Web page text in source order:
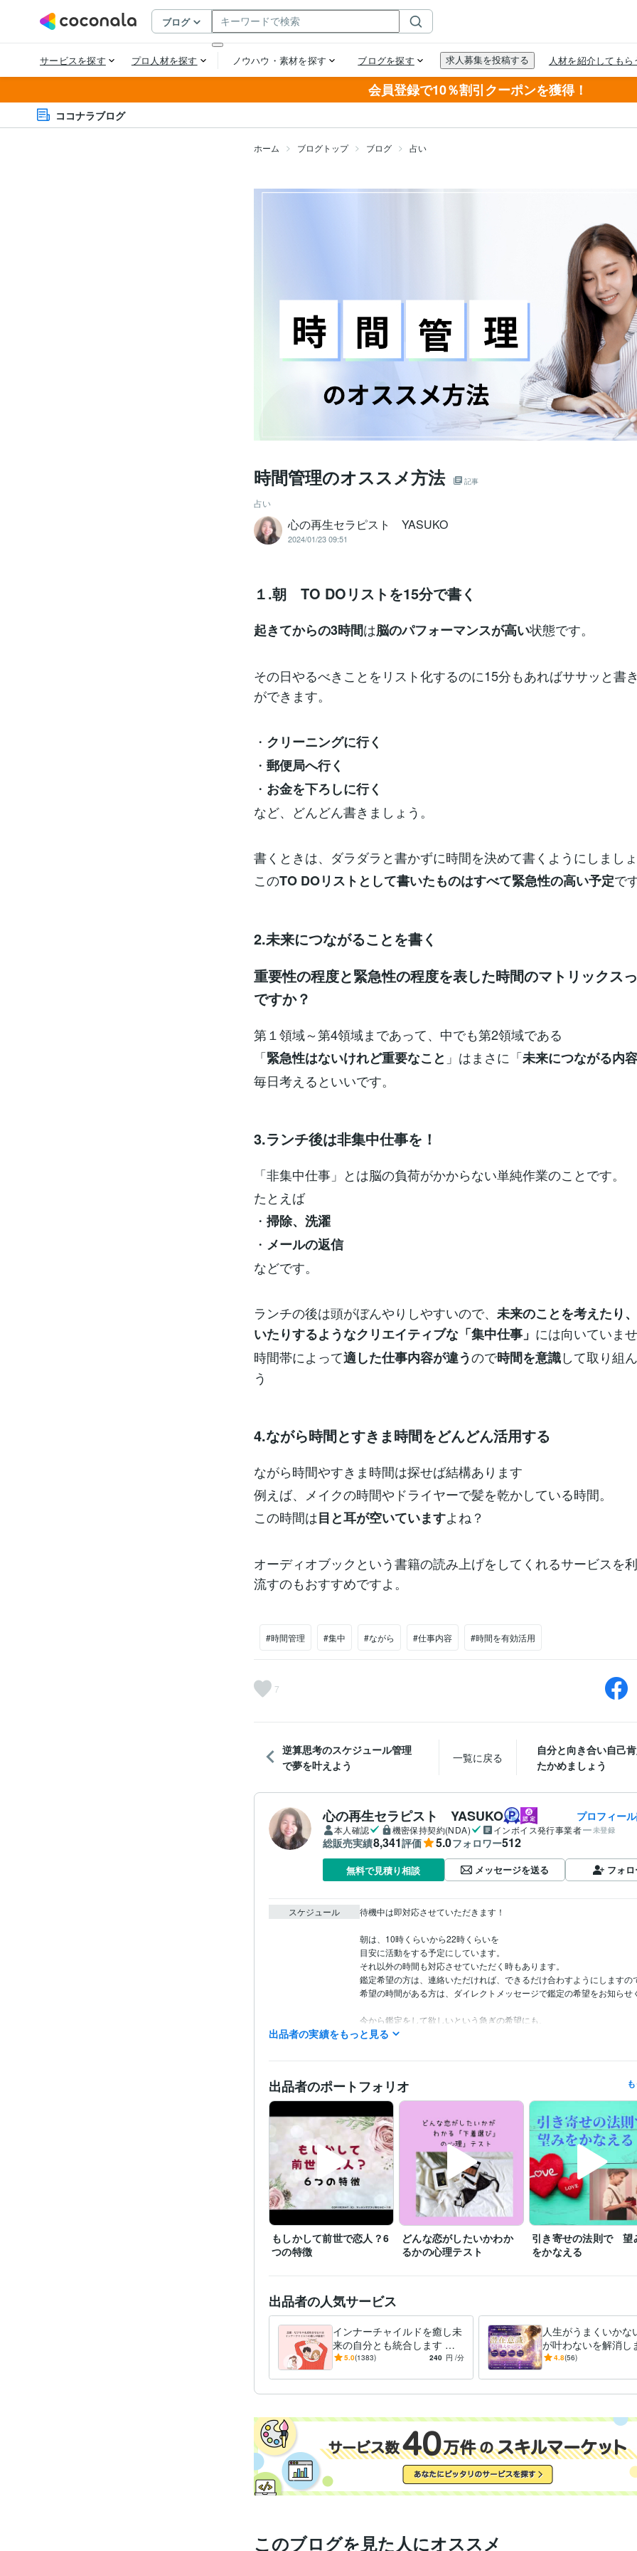
会員登録で10％割引クーポンを獲得！
ココナラブログ
ホーム ブログトップ ブログ 占い
時間管理のオススメ方法 記事
占い
心の再生セラピスト YASUKO
2024/01/23 09:51
１.朝 TO DOリストを15分で書く
起きてからの3時間は脳のパフォーマンスが高い状態です。
その日やるべきことをリスト化するのに15分もあればササッと書
ができます。
・ クリーニングに行く
・ 郵便局へ行く
・ お金を下ろしに行く
など、どんどん書きましょう。
書くときは、ダラダラと書かずに時間を決めて書くようにしましょ
このTO DOリストとして書いたものはすべて緊急性の高い予定で
2.未来につながることを書く
重要性の程度と緊急性の程度を表した時間のマトリックス
ですか？
第１領域～第4領域まであって、中でも第2領域である
「緊急性はないけれど重要なこと 」はまさに「未来につながる内容
毎日考えるといいです。
3.ランチ後は非集中仕事を！
「非集中仕事」とは脳の負荷がかからない単純作業のことです。
たとえば
・ 掃除、洗濯
・ メールの返信
などです。
ランチの後は頭がぼんやりしやすいので、 未来のことを考えたり
いたりするようなクリエイティブな「集中仕事」 には向いていませ
時間帯によって適した仕事内容が違うので時間を意識して取り組
う
4.ながら時間とすきま時間をどんどん活用する
ながら時間やすきま時間は探せば結構あります
例えば、メイクの時間やドライヤーで髪を乾かしている時間。
この時間は目と耳が空いていますよね？
オーディオブックという書籍の読み上げをしてくれるサービスを
流すのもおすすめですよ。
#時間管理 #集中 #ながら #仕事内容 #時間を有効活用
7
逆算思考のスケジュール管理
で夢を叶えよう
一覧に戻る
自分と向き合い自己
たかめましょう
心の再生セラピスト YASUKO プロフィー
本人確認 機密保持契約(NDA) インボイス発行事業者 未登録
総販売実績8,341評価 5.0フォロワー512
無料で見積り相談 メッセージを送る フォ
スケジュール 待機中は即対応させていただきます！
朝は、10時くらいから22時くらいを
目安に活動をする予定にしています。
それ以外の時間も対応させていただく時もあります。
鑑定希望の方は、連絡いただければ、できるだけ合わすようにしますの
希望の時間がある方は、ダイレクトメッセージで鑑定の希望をお知らせ
今から鑑定をして欲しいという急ぎの希望にも、
できるだけ対応させていただきたいと思っていますので、
すぐに鑑定をと言われても◯時とか〇時半にしか
設定できないことがあります。
すぐに対応して欲しい時には、
待機をしますので、そちらを購入してください。
「すぐに鑑定して欲しい」、「なるべく早く聞いて欲しい。」
その気持ちは、すごくわかりますので、
待機をしていない時などは遠慮なく
ダイレクトメッセージをくださいね。
※外出中や予約対応がない限りは、
できるだけご希望に沿いたいと思っています。
なお、鑑定中は、お返事ができない
よろしくお願いいたします。
経験職種 エンジニア / 情報システム・社内SE 経験年数 : 4年
マーケティング / 商品企画・開発 経験年数 : 2年
管理 / 総務 経験年数 : 2年
事務・ビジネスサポート / 事務（一般事務） 経験年数 : 10年
人事 / 労務・給与 経験年数 : 3年
職歴 花蓮 2009年7月 ~ 現在
1987年3月 ~ 1991年8月
●●会社 1991年10月 ~ 1993年2月
●●医院 2000年11月 ~ 2004年11月
2005年7月 ~ 2006年6月
●●会社 2006年12月 ~ 2013年7月
●●小学校
株式会社クラウドワークス 2018年1月 ~ 2020年1月
出品者の実績をもっと見る
出品者のポートフォリオ
もしかして前世で恋人？6
つの特徴
どんな恋がしたいかわか
るかの心理テスト
引き寄せの法則で 望
をかなえる
出品者の人気サービス
インナーチャイルドを癒し未
来の自分とも統合します 両
親へのネガティブな感情が
5.0(1383) 240 円 /分
人生がうまくいかな
が叶わないを解消し
実を変えるために努
4.8(56)
このブログを見た人にオススメ